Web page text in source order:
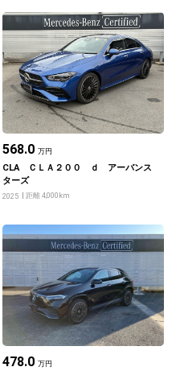
568.0 万円
CLA ＣＬＡ２００ ｄ アーバンス
ターズ
2025 距離 4,000km
478.0 万円